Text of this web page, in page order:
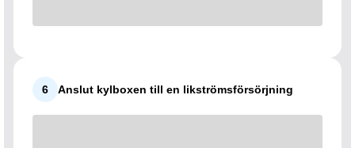
6 Anslut kylboxen till en likströmsförsörjning